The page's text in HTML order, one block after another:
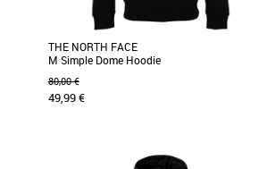
THE NORTH FACE
M Simple Dome Hoodie
80,00 €
49,99 €